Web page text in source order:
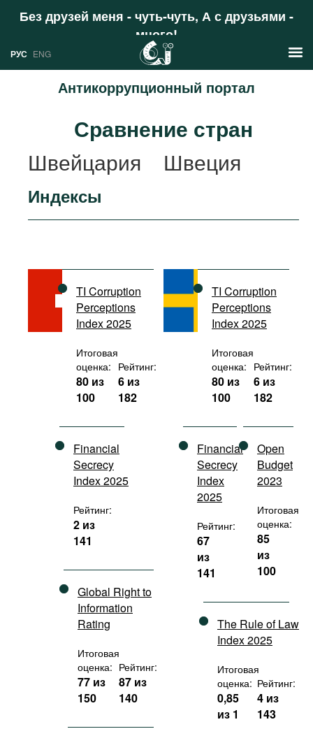
Без друзей меня - чуть-чуть, А с друзьями -
много!
Поддержать
РУС ENG
Антикоррупционный портал
Аналитика
Профили
Стран
Ресурсы
Документы международных
организаций
Фильмы
Подкасты
Книжная полка
Сравнение стран
Швейцария
Швеция
Индексы
TI Corruption
Perceptions
Index 2025
Итоговая
оценка:
80 из
100
Рейтинг:
6 из
182
Financial
Secrecy
Index 2025
Рейтинг:
2 из
141
Global Right to
Information
Rating
Итоговая
оценка:
77 из
150
Рейтинг:
87 из
140
TI Corruption
Perceptions
Index 2025
Итоговая
оценка:
80 из
100
Рейтинг:
6 из
182
Financial
Secrecy
Index
2025
Рейтинг:
67
из
141
Open
Budget
2023
Итоговая
оценка:
85
из
100
The Rule of Law
Index 2025
Итоговая
оценка:
0,85
из 1
Рейтинг:
4 из
143